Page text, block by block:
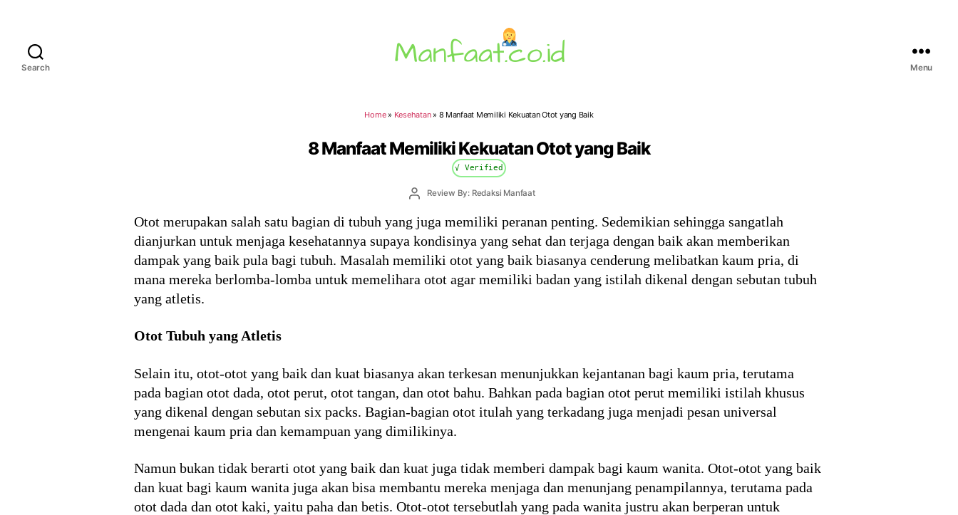
Search Menu
Home» Kesehatan» 8 Manfaat Memiliki Kekuatan Otot yang Baik
8 Manfaat Memiliki Kekuatan Otot yang Baik
√ Verified
PostReview By: Redaksi Manfaat
Otot merupakan salah satu bagian di tubuh yang juga memiliki peranan penting. Sedemikian sehingga sangatlah
dianjurkan untuk menjaga kesehatannya supaya kondisinya yang sehat dan terjaga dengan baik akan memberikan
dampak yang baik pula bagi tubuh. Masalah memiliki otot yang baik biasanya cenderung melibatkan kaum pria, di
mana mereka berlomba-lomba untuk memelihara otot agar memiliki badan yang istilah dikenal dengan sebutan tubuh
yang atletis.
Otot Tubuh yang Atletis
Selain itu, otot-otot yang baik dan kuat biasanya akan terkesan menunjukkan kejantanan bagi kaum pria, terutama
pada bagian otot dada, otot perut, otot tangan, dan otot bahu. Bahkan pada bagian otot perut memiliki istilah khusus
yang dikenal dengan sebutan six packs. Bagian-bagian otot itulah yang terkadang juga menjadi pesan universal
mengenai kaum pria dan kemampuan yang dimilikinya.
Namun bukan tidak berarti otot yang baik dan kuat juga tidak memberi dampak bagi kaum wanita. Otot-otot yang baik
dan kuat bagi kaum wanita juga akan bisa membantu mereka menjaga dan menunjang penampilannya, terutama pada
otot dada dan otot kaki, yaitu paha dan betis. Otot-otot tersebutlah yang pada wanita justru akan berperan untuk